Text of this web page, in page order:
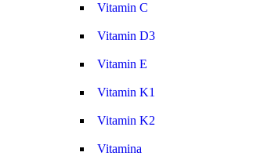
Vitamin C
Vitamin D3
Vitamin E
Vitamin K1
Vitamin K2
Vitamina